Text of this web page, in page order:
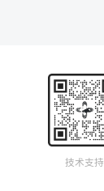
技术支持